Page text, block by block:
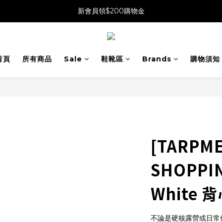
新會員領$200購物金
頁 所有商品 Sale 鞋靴區 Brands 購物須知
White 背
不論是硬核露營或日